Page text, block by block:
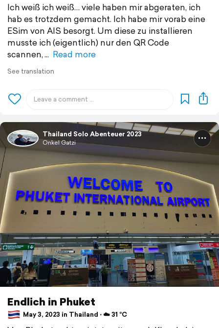
Ich weiß ich weiß… viele haben mir abgeraten, ich
hab es trotzdem gemacht. Ich habe mir vorab eine
ESim von AIS besorgt. Um diese zu installieren
musste ich (eigentlich) nur den QR Code
scannen,
Read more
See translation
Thailand Solo Abenteuer 2023
Onkel Gatzi
Endlich in Phuket
May 3, 2023 in Thailand ⋅ ☁️ 31 °C